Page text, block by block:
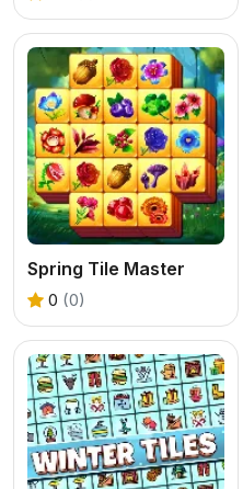
Spring Tile Master
0 (0)